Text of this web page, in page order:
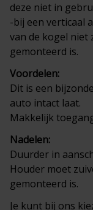
deze niet in
-bij een verticaal
van de kogel niet
gemonteerd is.
Voordelen:
Dit is een
auto intact laat.
Makkelijk
Nadelen:
Duurder in
Houder moet
gemonteerd is.
Je kunt bij ons